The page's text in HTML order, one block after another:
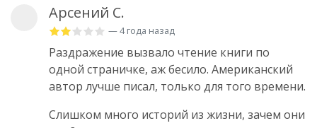
Арсений С.
— 4 года назад
Раздражение вызвало чтение книги по
одной страничке, аж бесило. Американский
автор лучше писал, только для того времени.
Слишком много историй из жизни, зачем они